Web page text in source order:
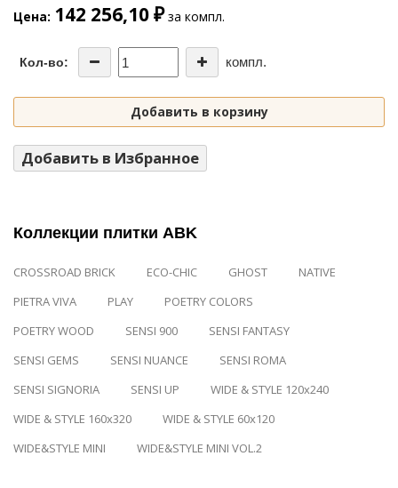
Цена 142 256,10 ₽за компл.
Кол-во: компл.
Добавить в корзину
Добавить в Избранное
Коллекции плитки ABK
CROSSROAD BRICK ECO-CHIC GHOST
NATIVE
PIETRA VIVA
PLAY
POETRY COLORS
POETRY WOOD
SENSI 900
SENSI FANTASY
SENSI GEMS
SENSI NUANCE
SENSI ROMA
SENSI SIGNORIA
SENSI UP
WIDE & STYLE 120x240
WIDE & STYLE 160x320
WIDE & STYLE 60x120
WIDE&STYLE MINI
WIDE&STYLE MINI VOL.2